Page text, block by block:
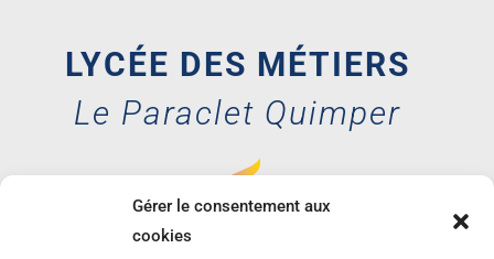
Gérer le consentement aux
cookies
LYCÉE DES MÉTIERS
Le Paraclet Quimper
35 avenue des